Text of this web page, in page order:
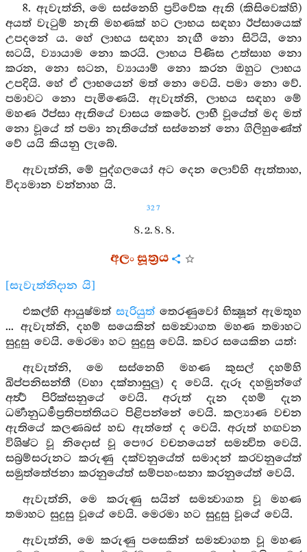
8. ඇවැත්නි, මෙ සස්නෙහි ප්‍රවිවේක ඇති (කිසිවෙක්හි)
අයත් වැටුම් නැති මහණක් හට ලාභය සඳහා ඊප්සායෙක්
උපදනේ ය. හේ ලාභය සඳහා නැඟී නො සිටියි, නො
ඝටයි, ව්‍යායාම නො කරයි. ලාභය පිණිස උත්සාහ නො
කරන, නො ඝටන, ව්‍යායාම් නො කරන ඔහුට ලාභය
උපදියි. හේ ඒ ලාභයෙන් මත් නො වෙයි. පමා නො වේ.
පමාවට නො පැමිණෙයි. ඇවැත්නි, ලාභය සඳහා මේ
මහණ ඊප්සා ඇතියේ වාසය කෙරේ. ලාභී වූයේත් මද මත්
නො වූයේ ත් පමා නැතියේත් සස්නෙන් නො ගිලිහුණේත්
වේ යයි කියනු ලැබේ.
ඇවැත්නි, මේ පුද්ගලයෝ අට දෙන ලොව්හි ඇත්තාහ,
විද්‍යමාන වන්නාහ යි.
327
8. 2. 8. 8.
අලං සූත්‍රය
[සැවැත්නිදාන යි]
එකල්හි ආයුෂ්මත් සැරියුත්තෙරණුවෝ භික්‍ෂූන් ඇමතූහ
... ඇවැත්නි, දහම් සයෙකින් සමන්‍වාගත මහණ තමාහට
සුදුසු වෙයි. මෙරමා හට සුදුසු වෙයි. කවර සයෙකින යත්:
ඇවැත්නි, මෙ සස්නෙහි මහණ කුසල් දහම්හි
ඛිප්පනිසන්තී (වහා දක්නාසුලු) ද වෙයි. දැරූ දහමුන්ගේ
අර්‍ත්‍ථ පිරික්සනුයේ වෙයි. අරුත් දැන දහම් දැන
ධර්‍මානුධර්‍මප්‍රතිපත්තියට පිළිපන්නේ වෙයි. කල්‍යාණ වචන
ඇතියේ කලණබස් හඩ ඇත්තේ ද වෙයි. අරුත් හඟවන
විශිෂ්ට වූ නිදොස් වූ පෞර වචනයෙන් සමන්‍විත වෙයි.
සබ්‍රම්සරුනට කරුණු දක්වනුයේත් සමාදන් කරවනුයේත්
සමුත්තේජනා කරනුයේත් සම්පහංසනා කරනුයේත් වෙයි.
ඇවැත්නි, මෙ කරුණු සයින් සමන්‍වාගත වූ මහණ
තමාහට සුදුසු වූයේ වෙයි. මෙරමා හට සුදුසු වූයේ වෙයි.
ඇවැත්නි, මෙ කරුණු පසෙකින් සමන්‍වාගත වූ මහණ